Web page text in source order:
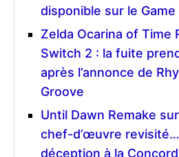
disponible sur le Game
Zelda Ocarina of Time
Switch 2 : la fuite
après l’annonce de
Groove
Until Dawn Remake
chef-d’œuvre
déception à la